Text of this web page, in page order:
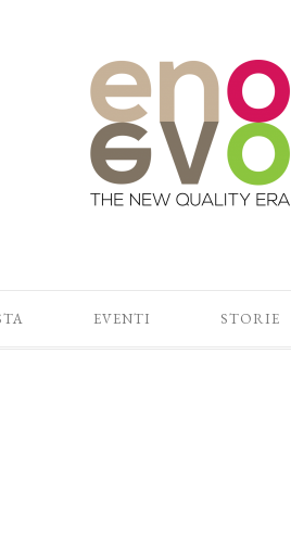
EVENTI STORIE